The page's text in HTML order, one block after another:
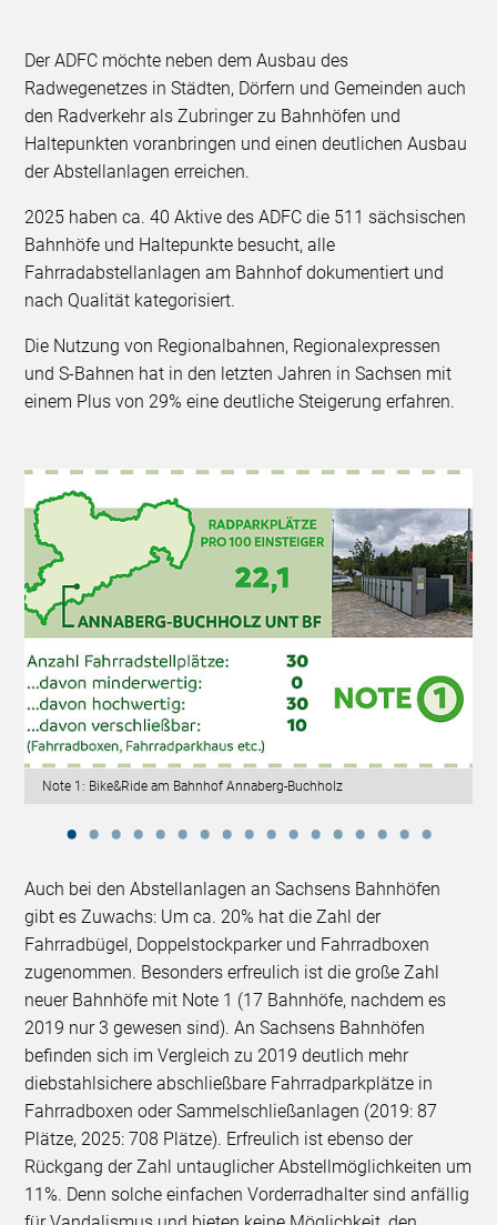
Der ADFC möchte neben dem Ausbau des
Radwegenetzes in Städten, Dörfern und Gemeinden auch
den Radverkehr als Zubringer zu Bahnhöfen und
Haltepunkten voranbringen und einen deutlichen Ausbau
der Abstellanlagen erreichen.
2025 haben ca. 40 Aktive des ADFC die 511 sächsischen
Bahnhöfe und Haltepunkte besucht, alle
Fahrradabstellanlagen am Bahnhof dokumentiert und
nach Qualität kategorisiert.
Die Nutzung von Regionalbahnen, Regionalexpressen
und S-Bahnen hat in den letzten Jahren in Sachsen mit
einem Plus von 29% eine deutliche Steigerung erfahren.
Note 1: Bike&Ride am Bahnhof Annaberg-Buchholz
Auch bei den Abstellanlagen an Sachsens Bahnhöfen
gibt es Zuwachs: Um ca. 20% hat die Zahl der
Fahrradbügel, Doppelstockparker und Fahrradboxen
zugenommen. Besonders erfreulich ist die große Zahl
neuer Bahnhöfe mit Note 1 (17 Bahnhöfe, nachdem es
2019 nur 3 gewesen sind). An Sachsens Bahnhöfen
befinden sich im Vergleich zu 2019 deutlich mehr
diebstahlsichere abschließbare Fahrradparkplätze in
Fahrradboxen oder Sammelschließanlagen (2019: 87
Plätze, 2025: 708 Plätze). Erfreulich ist ebenso der
Rückgang der Zahl untauglicher Abstellmöglichkeiten um
11%. Denn solche einfachen Vorderradhalter sind anfällig